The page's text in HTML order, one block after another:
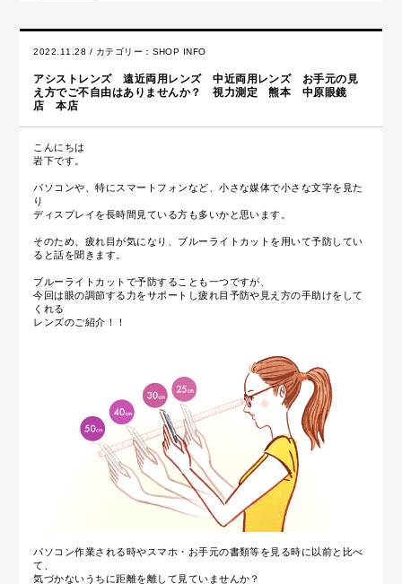
2022.11.28 / カテゴリー： SHOP INFO
アシストレンズ 遠近両用レンズ 中近両用レンズ お手元の見
え方でご不自由はありませんか？ 視力測定 熊本 中原眼鏡
店 本店
こんにちは
岩下です。
パソコンや、特にスマートフォンなど、小さな媒体で小さな文字を見た
り
ディスプレイを長時間見ている方も多いかと思います。
そのため、疲れ目が気になり、ブルーライトカットを用いて予防してい
ると話を聞きます。
ブルーライトカットで予防することも一つですが、
今回は眼の調節する力をサポートし疲れ目予防や見え方の手助けをして
くれる
レンズのご紹介！！
パソコン作業される時やスマホ・お手元の書類等を見る時に以前と比べ
て、
気づかないうちに距離を離して見ていませんか？